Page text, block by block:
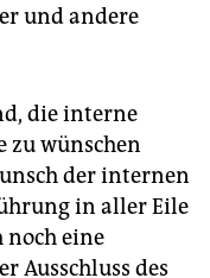
und andere
die interne
zu wünschen
der internen
in aller Eile
noch eine
Ausschluss des